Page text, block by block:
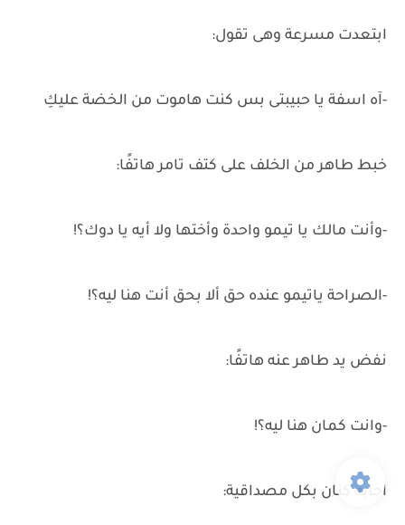
ابتعدت مسرعة وهى تقول:
-آه اسفة يا حبيبتى بس كنت هاموت من الخضة عليكِ
خبط طاهر من الخلف على كتف تامر هاتفًا:
-وأنت مالك يا تيمو واحدة وأختها ولا أيه يا دوك؟!
-الصراحة ياتيمو عنده حق ألا بحق أنت هنا ليه؟!
نفض يد طاهر عنه هاتفًا:
-وانت كمان هنا ليه؟!
اجابه كنان بكل مصداقية: